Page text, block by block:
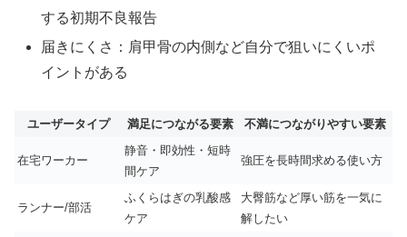
する初期不良報告
届きにくさ：肩甲骨の内側など自分で狙いにくいポ
イントがある
ユーザータイプ 満足につながる要素 不満につながりやすい要素
在宅ワーカー
静音・即効性・短時
間ケア
強圧を長時間求める使い方
ランナー/部活
ふくらはぎの乳酸感
ケア
大臀筋など厚い筋を一気に
解したい